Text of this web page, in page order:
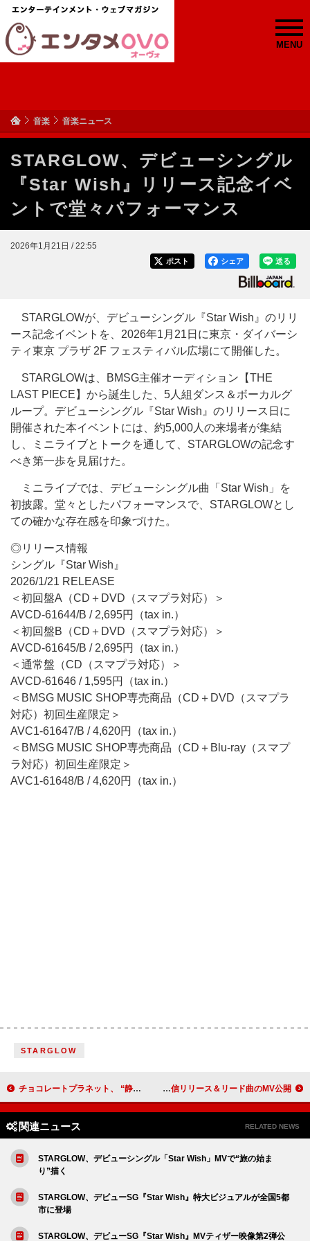
MENU
音楽 音楽ニュース
STARGLOW、デビューシングル
『Star Wish』リリース記念イベ
ントで堂々パフォーマンス
2026年1月21日 / 22:55
送る
シェア
ポスト
STARGLOWが、デビューシングル『Star Wish』のリリ
ース記念イベントを、2026年1月21日に東京・ダイバーシ
ティ東京 プラザ 2F フェスティバル広場にて開催した。
STARGLOWは、BMSG主催オーディション【THE
LAST PIECE】から誕生した、5人組ダンス＆ボーカルグ
ループ。デビューシングル『Star Wish』のリリース日に
開催された本イベントには、約5,000人の来場者が集結
し、ミニライブとトークを通して、STARGLOWの記念す
べき第一歩を見届けた。
ミニライブでは、デビューシングル曲「Star Wish」を
初披露。堂々としたパフォーマンスで、STARGLOWとし
ての確かな存在感を印象づけた。
◎リリース情報
シングル『Star Wish』
2026/1/21 RELEASE
＜初回盤A（CD＋DVD（スマプラ対応）＞
AVCD-61644/B / 2,695円（tax in.）
＜初回盤B（CD＋DVD（スマプラ対応）＞
AVCD-61645/B / 2,695円（tax in.）
＜通常盤（CD（スマプラ対応）＞
AVCD-61646 / 1,595円（tax in.）
＜BMSG MUSIC SHOP専売商品（CD＋DVD（スマプラ
対応）初回生産限定＞
AVC1-61647/B / 4,620円（tax in.）
＜BMSG MUSIC SHOP専売商品（CD＋Blu-ray（スマプ
ラ対応）初回生産限定＞
AVC1-61648/B / 4,620円（tax in.）
STARGLOW
チョコレートプラネット、 “静かにしろ！”リミックスで「Mr.Parka jr.」披露 ＜THE FIRST TAKE＞ mimi kiddy、2ndシングル『I am ME?』配信リリース＆リード曲のMV公開
関連ニュース RELATED NEWS
STARGLOW、デビューシングル「Star Wish」MVで“旅の始ま
り”描く
STARGLOW、デビューSG『Star Wish』特大ビジュアルが全国5都
市に登場
STARGLOW、デビューSG『Star Wish』MVティザー映像第2弾公